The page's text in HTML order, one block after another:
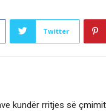
Twitter
kundër rritjes së